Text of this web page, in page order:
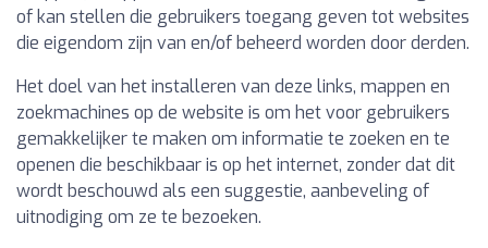
of kan stellen die gebruikers toegang geven tot websites
die eigendom zijn van en/of beheerd worden door derden.
Het doel van het installeren van deze links, mappen en
zoekmachines op de website is om het voor gebruikers
gemakkelijker te maken om informatie te zoeken en te
openen die beschikbaar is op het internet, zonder dat dit
wordt beschouwd als een suggestie, aanbeveling of
uitnodiging om ze te bezoeken.